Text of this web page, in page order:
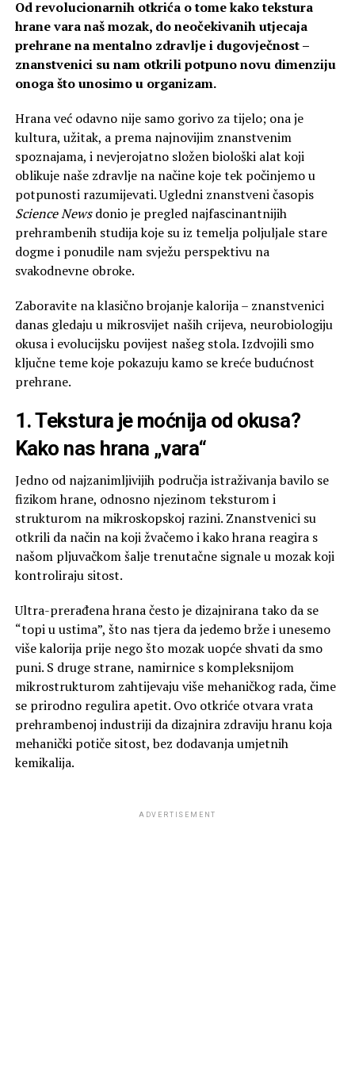
Od revolucionarnih otkrića o tome kako tekstura
hrane vara naš mozak, do neočekivanih utjecaja
prehrane na mentalno zdravlje i dugovječnost –
znanstvenici su nam otkrili potpuno novu dimenziju
onoga što unosimo u organizam.
Hrana već odavno nije samo gorivo za tijelo; ona je
kultura, užitak, a prema najnovijim znanstvenim
spoznajama, i nevjerojatno složen biološki alat koji
oblikuje naše zdravlje na načine koje tek počinjemo u
potpunosti razumijevati. Ugledni znanstveni časopis
Science Newsdonio je pregled najfascinantnijih
prehrambenih studija koje su iz temelja poljuljale stare
dogme i ponudile nam svježu perspektivu na
svakodnevne obroke.
Zaboravite na klasično brojanje kalorija – znanstvenici
danas gledaju u mikrosvijet naših crijeva, neurobiologiju
okusa i evolucijsku povijest našeg stola. Izdvojili smo
ključne teme koje pokazuju kamo se kreće budućnost
prehrane.
1. Tekstura je moćnija od okusa?
Kako nas hrana „vara“
Jedno od najzanimljivijih područja istraživanja bavilo se
fizikom hrane, odnosno njezinom teksturom i
strukturom na mikroskopskoj razini. Znanstvenici su
otkrili da način na koji žvačemo i kako hrana reagira s
našom pljuvačkom šalje trenutačne signale u mozak koji
kontroliraju sitost.
Ultra-prerađena hrana često je dizajnirana tako da se
“topi u ustima”, što nas tjera da jedemo brže i unesemo
više kalorija prije nego što mozak uopće shvati da smo
puni. S druge strane, namirnice s kompleksnijom
mikrostrukturom zahtijevaju više mehaničkog rada, čime
se prirodno regulira apetit. Ovo otkriće otvara vrata
prehrambenoj industriji da dizajnira zdraviju hranu koja
mehanički potiče sitost, bez dodavanja umjetnih
kemikalija.
ADVERTISEMENT